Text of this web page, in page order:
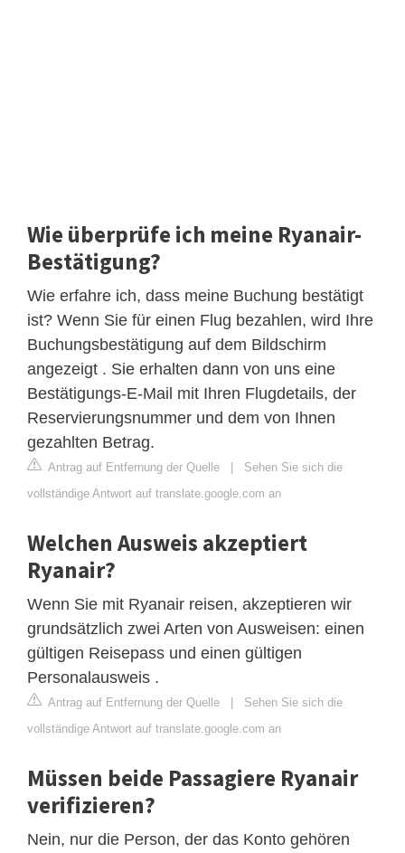
Wie überprüfe ich meine Ryanair-
Bestätigung?
Wie erfahre ich, dass meine Buchung bestätigt
ist? Wenn Sie für einen Flug bezahlen, wird Ihre
Buchungsbestätigung auf dem Bildschirm
angezeigt . Sie erhalten dann von uns eine
Bestätigungs-E-Mail mit Ihren Flugdetails, der
Reservierungsnummer und dem von Ihnen
gezahlten Betrag.
Antrag auf Entfernung der Quelle | Sehen Sie sich die
vollständige Antwort auf translate.google.com an
Welchen Ausweis akzeptiert
Ryanair?
Wenn Sie mit Ryanair reisen, akzeptieren wir
grundsätzlich zwei Arten von Ausweisen: einen
gültigen Reisepass und einen gültigen
Personalausweis .
Antrag auf Entfernung der Quelle | Sehen Sie sich die
vollständige Antwort auf translate.google.com an
Müssen beide Passagiere Ryanair
verifizieren?
Nein, nur die Person, der das Konto gehören